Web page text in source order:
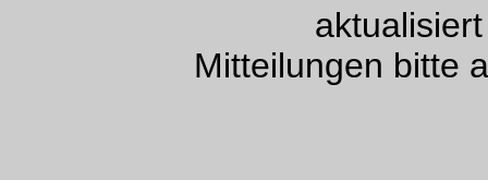
Mitteilungen bitte